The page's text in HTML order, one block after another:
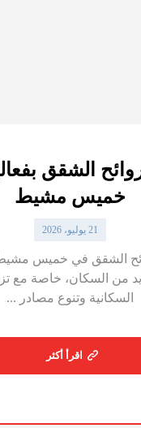
روائح الشقق
خميس مشيط
21 يوليو، 2026
الشقق في خميس مشيط
من السكان، خاصة مع
السكانية وتنوع مصادر ...
اقرأ أكثر